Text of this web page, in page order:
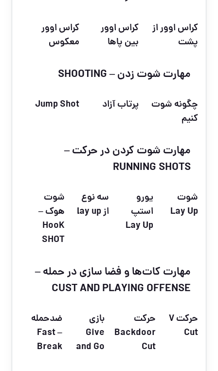
کراس اوور از
پشت
کراس اوور
بین پاها
کراس اوور
معکوس
مهارت شوت زدن – SHOOTING
چگونه شوت
کنیم
پرتاب آزاد Jump Shot
مهارت شوت کردن در حرکت –
RUNNING SHOTS
شوت
Lay Up
یورو
استپ
Lay Up
سه نوع
از lay up
شوت
هوک –
HooK
SHOT
مهارت کات‌ها و فضا سازی در حمله –
CUST AND PLAYING OFFENSE
حرکت V
Cut
حرکت
Backdoor
Cut
بازی
Give
and Go
ضدحمله
– Fast
Break